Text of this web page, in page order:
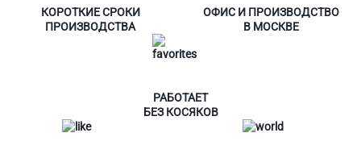
КОРОТКИЕ СРОКИ
ПРОИЗВОДСТВА
ОФИС И ПРОИЗВОДСТВО
В МОСКВЕ
РАБОТАЕТ
БЕЗ КОСЯКОВ